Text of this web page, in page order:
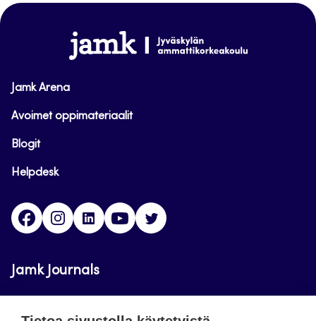
www.jamk.fi
Jamk Arena
Avoimet oppimateriaalit
Blogit
Helpdesk
FacebookInstagram
LinkedInYoutube
Jamk Journals